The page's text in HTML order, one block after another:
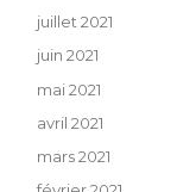
juillet 2021
juin 2021
mai 2021
avril 2021
mars 2021